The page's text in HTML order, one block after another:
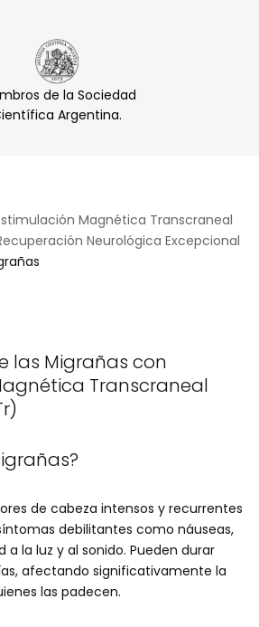
de la Sociedad
Argentina.
Magnética Transcraneal
Neurológica Excepcional
las Migrañas con
Transcraneal
de cabeza intensos y recurrentes
debilitantes como náuseas,
a la luz y al sonido. Pueden durar
afectando significativamente la
las padecen.